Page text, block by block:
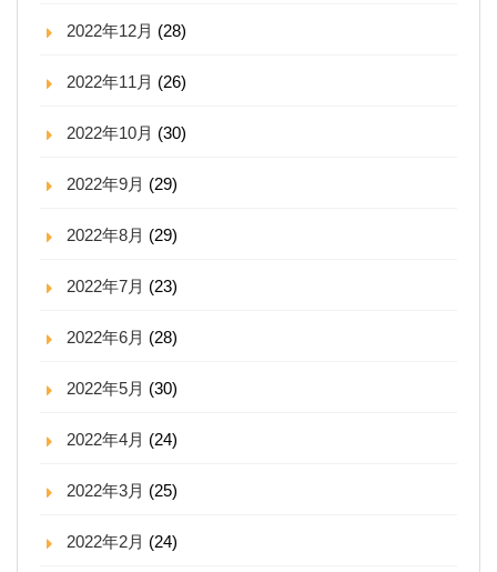
2022年12月 (28)
2022年11月 (26)
2022年10月 (30)
2022年9月 (29)
2022年8月 (29)
2022年7月 (23)
2022年6月 (28)
2022年5月 (30)
2022年4月 (24)
2022年3月 (25)
2022年2月 (24)